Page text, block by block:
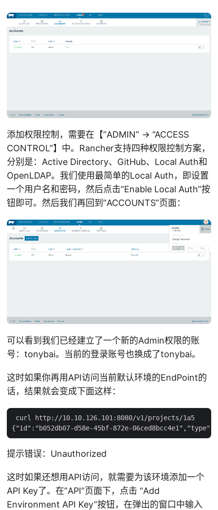
添加权限控制，需要在【”ADMIN” -> “ACCESS
CONTROL”】中。Rancher支持四种权限控制方案，
分别是：Active Directory、GitHub、Local Auth和
OpenLDAP。我们使用最简单的Local Auth，即设置
一个用户名和密码，然后点击“Enable Local Auth”按
钮即可。然后我们再回到”ACCOUNTS”页面：
可以看到我们已经建立了一个新的Admin权限的账
号：tonybai。当前的登录账号也换成了tonybai。
这时如果你再用API访问当前默认环境的EndPoint的
话，结果就会变成下面这样：
curl http://10.10.126.101:8080/v1/projects/1a5
提示错误：Unauthorized
这时如果还想用API访问，就需要为该环境添加一个
API Key了。在”API”页面下，点击 “Add
Environment API Key”按钮，在弹出的窗口中输入